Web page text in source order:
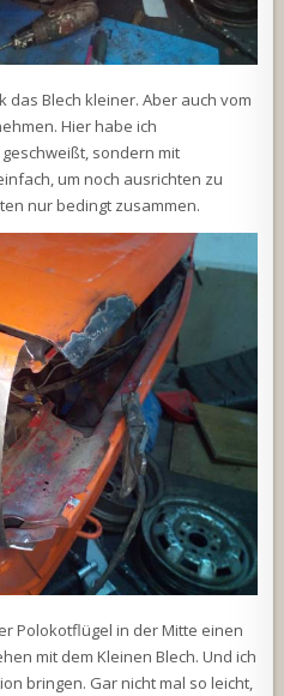
das Blech kleiner. Aber auch vom
Hier habe ich
sondern mit
um noch ausrichten zu
nur bedingt zusammen.
Polokotflügel in der Mitte einen
mit dem Kleinen Blech. Und ich
bringen. Gar nicht mal so leicht,